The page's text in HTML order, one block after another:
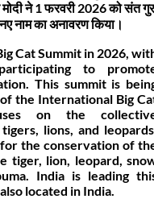
मोदी ने 1 फरवरी 2026 को संत
नाम का अनावरण किया।
Cat Summit in 2026,
to
This summit is
the International Big
on the
lions, and
the conservation of
tiger, lion, leopard,
India is leading
located in India.